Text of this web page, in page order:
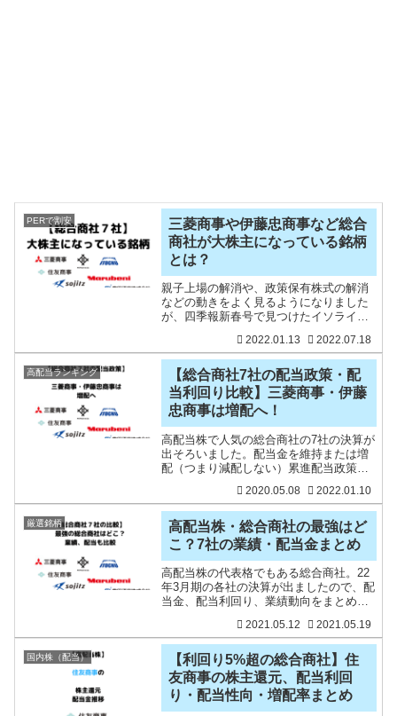
PERで割安
三菱商事や伊藤忠商事など総合
商社が大株主になっている銘柄
とは？
親子上場の解消や、政策保有株式の解消
などの動きをよく見るようになりました
が、四季報新春号で見つけたイソライト
吸収というものでしたが、今回は総合商
社が大株主になっている銘柄を見てみま
す。総合商社は次の7社
2022.01.13 2022.07.18
高配当ランキング
【総合商社7社の配当政策・配
当利回り比較】三菱商事・伊藤
忠商事は増配へ！
高配当株で人気の総合商社の7社の決算が
出そろいました。配当金を維持または増
配（つまり減配しない）累進配当政策を
表！つぶやいたところ、ものすごい数の
いいねが・・・三菱商事好きですね。大
手総合商社は7社は以下の
2020.05.08 2022.01.10
厳選銘柄
高配当株・総合商社の最強はど
こ？7社の業績・配当金まとめ
高配当株の代表格でもある総合商社。22
年3月期の各社の決算が出ましたので、配
当金、配当利回り、業績動向をまとめて
れながらも、あのバフェットが大量保有
したこともあって、株価も堅調ですね。
配当利回りも高いので
2021.05.12 2021.05.19
国内株（配当）
【利回り5%超の総合商社】住
友商事の株主還元、配当利回
り・配当性向・増配率まとめ